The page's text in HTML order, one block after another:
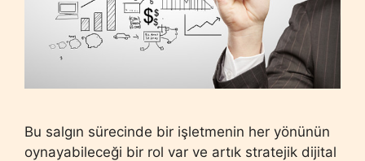
Bu salgın sürecinde bir işletmenin her yönünün
oynayabileceği bir rol var ve artık stratejik dijital